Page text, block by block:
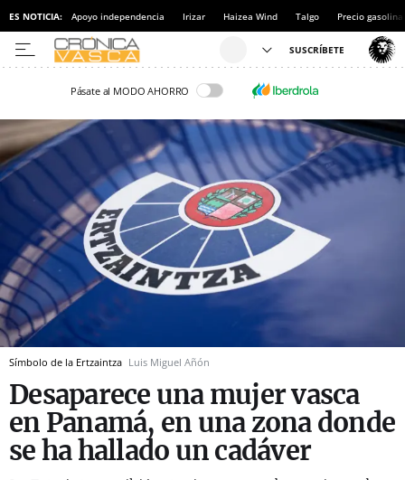
ES NOTICIA: Apoyo independencia Irizar Haizea Wind Talgo Precio gasolina
Pásate al MODO AHORRO
Símbolo de la Ertzaintza Luis Miguel Añón
Desaparece una mujer vasca
en Panamá, en una zona donde
se ha hallado un cadáver